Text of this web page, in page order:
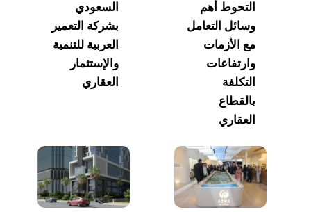
التحوط أهم
وسائل التعامل
مع الأزمات
وارتفاعات
التكلفة
بالقطاع
العقاري
السعودي
بشركة التعمير
العربية للتنمية
والإستثمار
العقاري